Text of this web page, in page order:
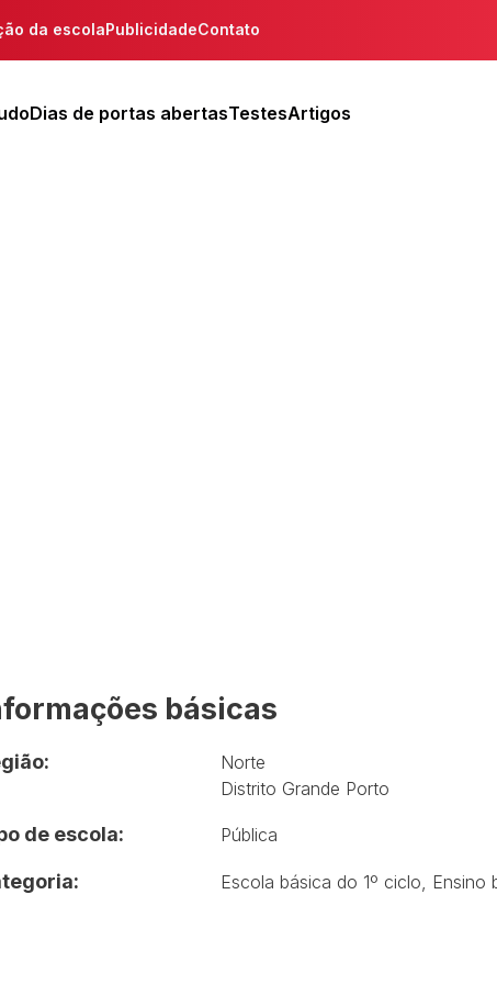
da escolaPublicidadeContato
Dias de portas abertasTestesArtigos
básicas
Norte
Distrito Grande Porto
de escola: Pública
Escola básica do 1º ciclo, Ensino